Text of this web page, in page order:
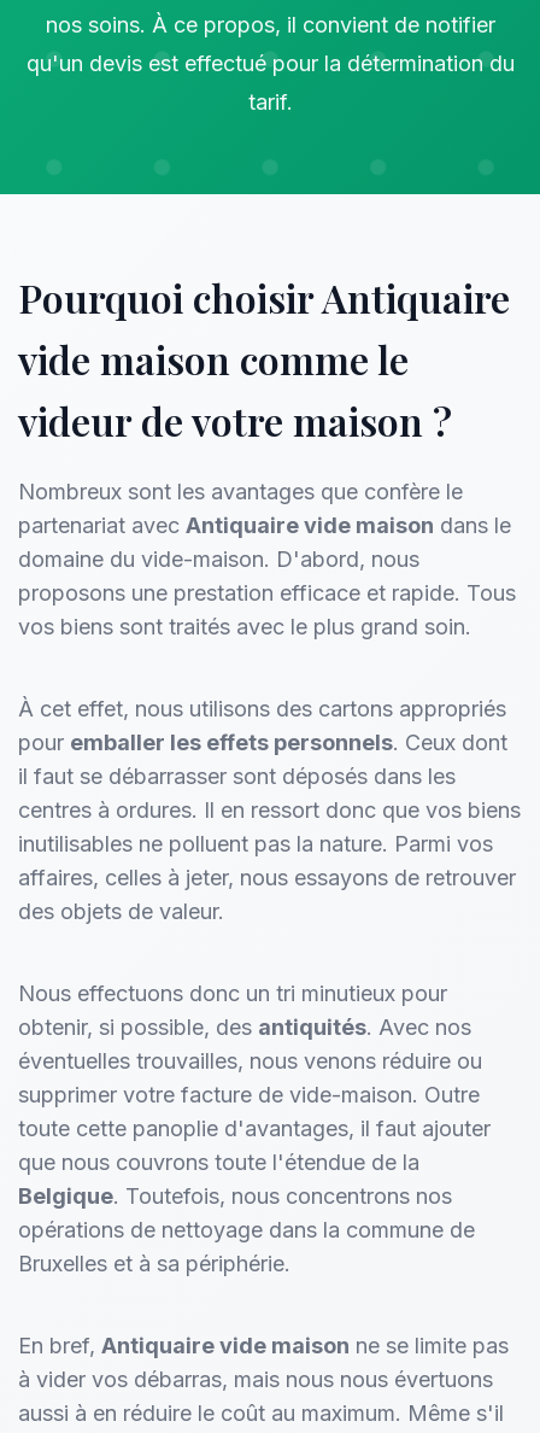
nos soins. À ce propos, il convient de notifier
qu'un devis est effectué pour la détermination du
tarif.
Pourquoi choisir Antiquaire
vide maison comme le
videur de votre maison ?
Nombreux sont les avantages que confère le
partenariat avec Antiquaire vide maison dans le
domaine du vide-maison. D'abord, nous
proposons une prestation efficace et rapide. Tous
vos biens sont traités avec le plus grand soin.
À cet effet, nous utilisons des cartons appropriés
pour emballer les effets personnels. Ceux dont
il faut se débarrasser sont déposés dans les
centres à ordures. Il en ressort donc que vos biens
inutilisables ne polluent pas la nature. Parmi vos
affaires, celles à jeter, nous essayons de retrouver
des objets de valeur.
Nous effectuons donc un tri minutieux pour
obtenir, si possible, des antiquités. Avec nos
éventuelles trouvailles, nous venons réduire ou
supprimer votre facture de vide-maison. Outre
toute cette panoplie d'avantages, il faut ajouter
que nous couvrons toute l'étendue de la
Belgique. Toutefois, nous concentrons nos
opérations de nettoyage dans la commune de
Bruxelles et à sa périphérie.
En bref, Antiquaire vide maison ne se limite pas
à vider vos débarras, mais nous nous évertuons
aussi à en réduire le coût au maximum. Même s'il